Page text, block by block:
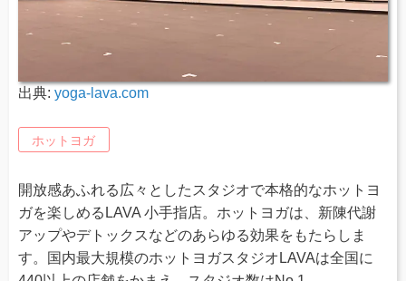
出典: yoga-lava.com
ホットヨガ
開放感あふれる広々としたスタジオで本格的なホットヨ
ガを楽しめるLAVA 小手指店。ホットヨガは、新陳代謝
アップやデトックスなどのあらゆる効果をもたらしま
す。国内最大規模のホットヨガスタジオLAVAは全国に